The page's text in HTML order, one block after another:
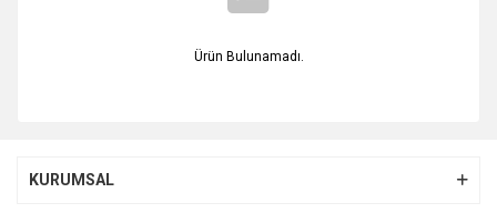
Ürün Bulunamadı.
KURUMSAL